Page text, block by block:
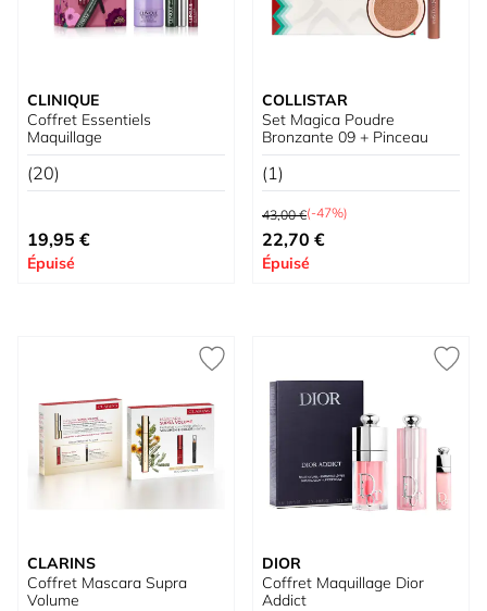
CLINIQUE
Coffret Essentiels
Maquillage
(20)
Prix spécial
19,95 €
Épuisé
COLLISTAR
Set Magica Poudre
Bronzante 09 + Pinceau
(1)
Prix normal
43,00 €(-47%)
Prix spécial
22,70 €
Épuisé
CLARINS
Coffret Mascara Supra
Volume
DIOR
Coffret Maquillage Dior
Addict